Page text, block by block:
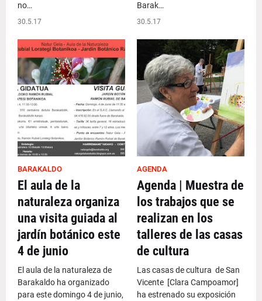
no…
30.5.17
Barak…
30.5.17
BARAKALDO
El aula de la
naturaleza organiza
una visita guiada al
jardín botánico este
4 de junio
El aula de la naturaleza de
Barakaldo ha organizado
para este domingo 4 de junio,
AGENDA
Agenda | Muestra de
los trabajos que se
realizan en los
talleres de las casas
de cultura
Las casas de cultura de San
Vicente [Clara Campoamor]
ha estrenado su exposición